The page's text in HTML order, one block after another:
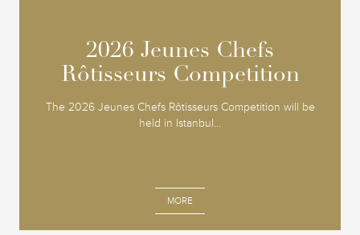
2026 Jeunes Chefs
Rôtisseurs Competition
The 2026 Jeunes Chefs Rôtisseurs Competition will be
held in Istanbul...
MORE
2026 Jeunes Chefs
Rôtisseurs Competition